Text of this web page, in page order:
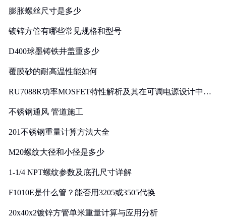
膨胀螺丝尺寸是多少
镀锌方管有哪些常见规格和型号
D400球墨铸铁井盖重多少
覆膜砂的耐高温性能如何
RU7088R功率MOSFET特性解析及其在可调电源设计中的
不锈钢通风 管道施工
201不锈钢重量计算方法大全
M20螺纹大径和小径是多少
1-1/4 NPT螺纹参数及底孔尺寸详解
F1010E是什么管？能否用3205或3505代换
20x40x2镀锌方管单米重量计算与应用分析